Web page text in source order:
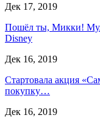
Дек 17, 2019
Пошёл ты, Микки!
Disney
Дек 16, 2019
Стартовала акция
покупку…
Дек 16, 2019